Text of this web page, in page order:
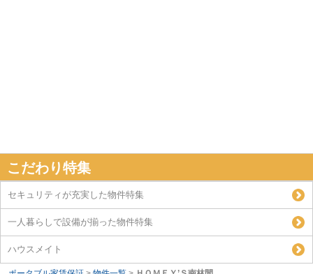
こだわり特集
セキュリティが充実した物件特集
一人暮らしで設備が揃った物件特集
ハウスメイト